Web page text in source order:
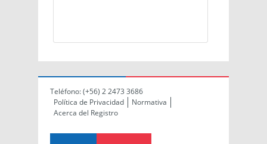
Teléfono:(+56) 2 2473 3686
Política de Privacidad
Normativa
Acerca del Registro